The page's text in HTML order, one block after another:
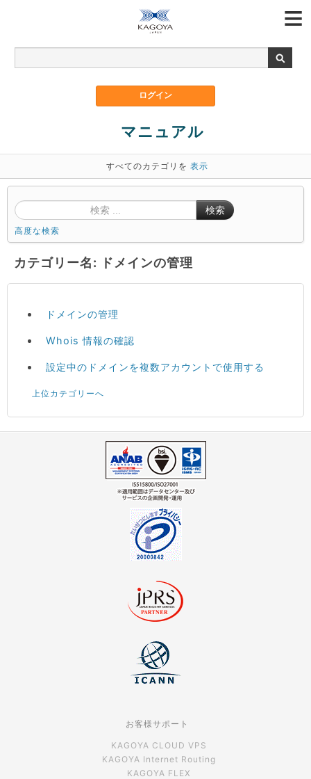
マニュアル
すべてのカテゴリを 表示
検索
高度な検索
カテゴリー名: ドメインの管理
ドメインの管理
Whois 情報の確認
設定中のドメインを複数アカウントで使用する
上位カテゴリーへ
お客様サポート
KAGOYA CLOUD VPS
KAGOYA Internet Routing
KAGOYA FLEX